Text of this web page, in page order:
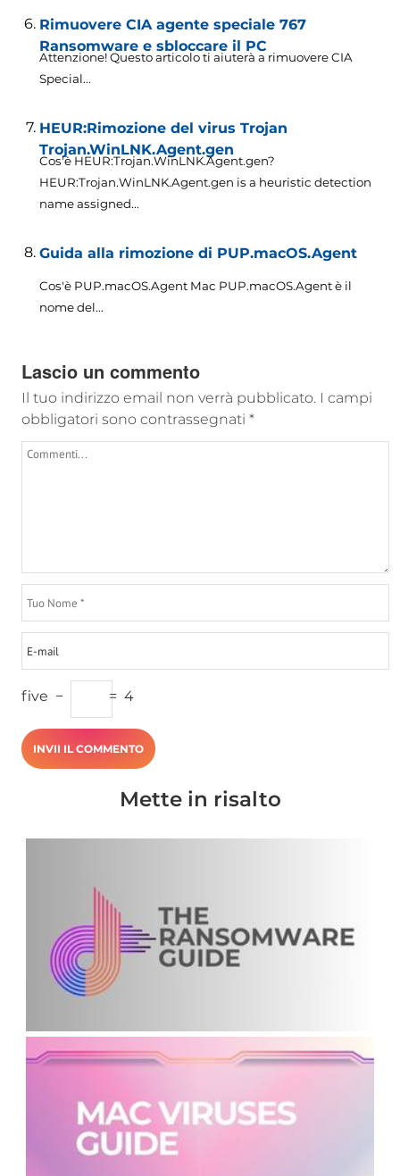
Rimuovere CIA agente speciale 767
Ransomware e sbloccare il PC
Attenzione! Questo articolo ti aiuterà a rimuovere CIA
Special...
HEUR:Rimozione del virus Trojan
Trojan.WinLNK.Agent.gen
Cos'è HEUR:Trojan.WinLNK.Agent.gen?
HEUR:Trojan.WinLNK.Agent.gen is a heuristic detection
name assigned...
Guida alla rimozione di PUP.macOS.Agent
Cos'è PUP.macOS.Agent Mac PUP.macOS.Agent è il
nome del...
Lascio un commento
Il tuo indirizzo email non verrà pubblicato. I campi
obbligatori sono contrassegnati *
five − = 4
Mette in risalto